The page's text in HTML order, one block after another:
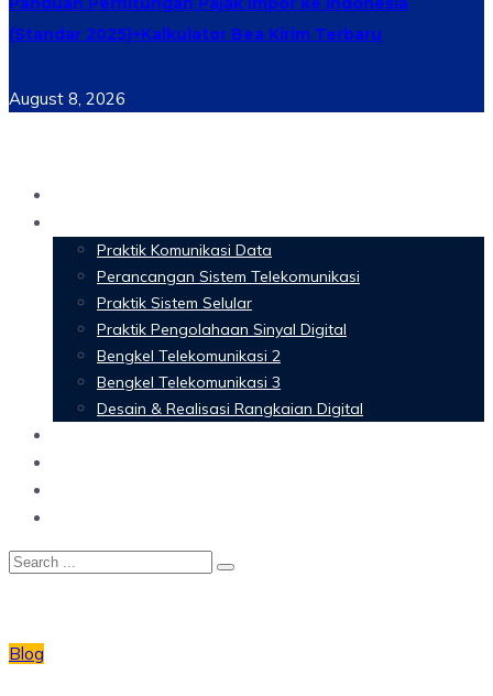
(Standar 2025)+Kalkulator Bea Kirim Terbaru
August 8, 2026
Praktik Komunikasi Data
Perancangan Sistem Telekomunikasi
Praktik Sistem Selular
Praktik Pengolahaan Sinyal Digital
Bengkel Telekomunikasi 2
Bengkel Telekomunikasi 3
Desain & Realisasi Rangkaian Digital
Blog